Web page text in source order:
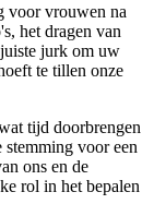
voor vrouwen na
het dragen van
jurk om uw
te tillen onze
tijd doorbrengen
voor een
ons en de
rol in het bepalen